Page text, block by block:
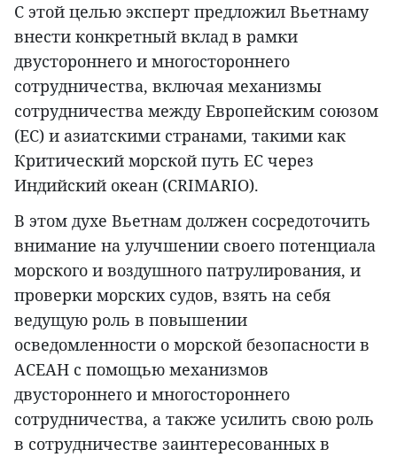
С этой целью эксперт предложил Вьетнаму
внести конкретный вклад в рамки
двустороннего и многостороннего
сотрудничества, включая механизмы
сотрудничества между Европейским союзом
(ЕС) и азиатскими странами, такими как
Критический морской путь ЕС через
Индийский океан (CRIMARIO).
В этом духе Вьетнам должен сосредоточить
внимание на улучшении своего потенциала
морского и воздушного патрулирования, и
проверки морских судов, взять на себя
ведущую роль в повышении
осведомленности о морской безопасности в
АСЕАН с помощью механизмов
двустороннего и многостороннего
сотрудничества, а также усилить свою роль
в сотрудничестве заинтересованных в